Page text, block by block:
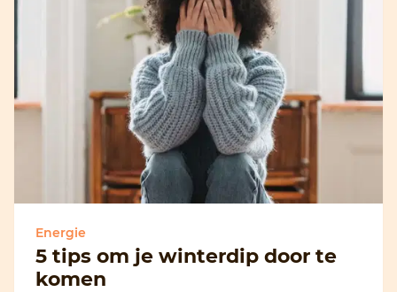
Energie
5 tips om je winterdip door te
komen